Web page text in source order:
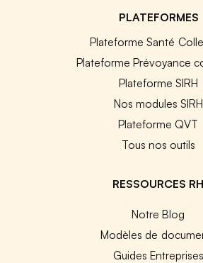
PLATEFORMES
Plateforme Santé
Plateforme Prévoyance
Plateforme SIRH
Nos modules SIRH
Plateforme QVT
Tous nos outils
RESSOURCES RH
Notre Blog
Modèles de
Guides Entreprises